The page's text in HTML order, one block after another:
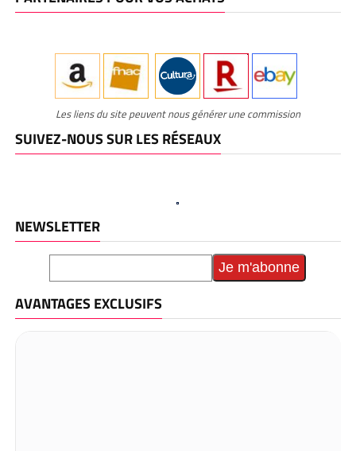
Les liens du site peuvent nous générer une commission
SUIVEZ-NOUS SUR LES RÉSEAUX
NEWSLETTER
AVANTAGES EXCLUSIFS